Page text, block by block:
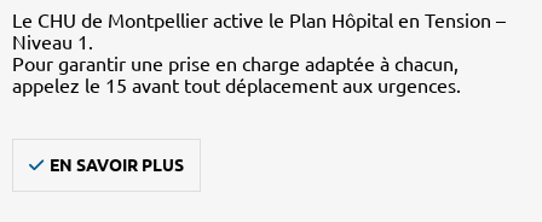
Le CHU de Montpellier active le Plan Hôpital en Tension –
Niveau 1.
Pour garantir une prise en charge adaptée à chacun,
appelez le 15 avant tout déplacement aux urgences.
EN SAVOIR PLUS